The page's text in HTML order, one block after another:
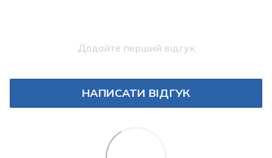
Додайте перший відгук
НАПИСАТИ ВІДГУК